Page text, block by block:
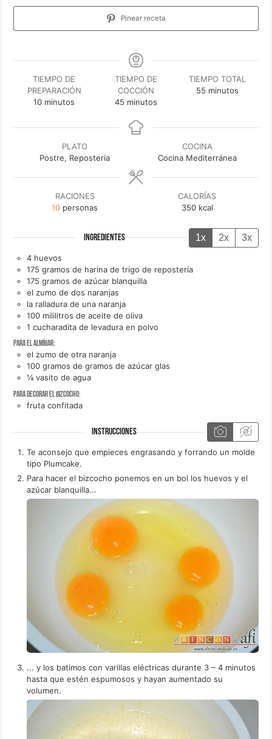
Pinear receta
TIEMPO DE
PREPARACIÓN
10minutos
minutos
TIEMPO DE
COCCIÓN
45minutos
minutos
TIEMPO TOTAL
55 minutos
minutos
PLATO
Postre, Repostería
COCINA
Cocina Mediterránea
RACIONES
10 personas
CALORÍAS
350 kcal
INGREDIENTES 1x 2x 3x
4 huevos
175 gramos de harina de trigo de repostería
175 gramos de azúcar blanquilla
el zumo de dos naranjas
la ralladura de una naranja
100 mililitros de aceite de oliva
1 cucharadita de levadura en polvo
Para el almíbar:
el zumo de otra naranja
100 gramos de gramos de azúcar glas
¼ vasito de agua
Para decorar el bizcocho:
fruta confitada
INSTRUCCIONES
Te aconsejo que empieces engrasando y forrando un molde
tipo Plumcake.
Para hacer el bizcocho ponemos en un bol los huevos y el
azúcar blanquilla...
... y los batimos con varillas eléctricas durante 3 – 4 minutos
hasta que estén espumosos y hayan aumentado su
volumen.